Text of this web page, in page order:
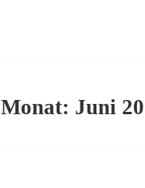
Monat: Juni